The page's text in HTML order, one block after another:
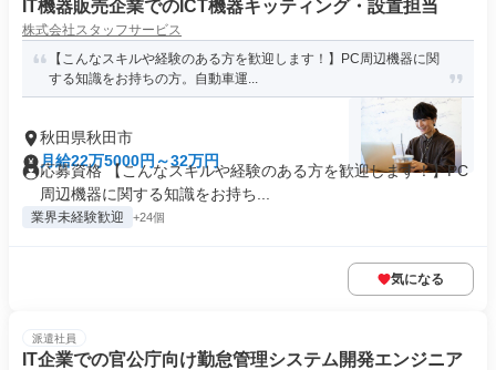
IT機器販売企業でのICT機器キッティング・設置担当
株式会社スタッフサービス
【こんなスキルや経験のある方を歓迎します！】PC周辺機器に関
する知識をお持ちの方。自動車運...
秋田県秋田市
月給22万5000円～32万円
応募資格 【こんなスキルや経験のある方を歓迎します！】PC
周辺機器に関する知識をお持ち...
業界未経験歓迎 +24個
気になる
派遣社員
IT企業での官公庁向け勤怠管理システム開発エンジニア